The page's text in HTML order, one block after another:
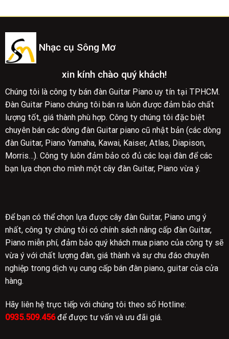
15.000.000₫.
17.000.000₫.
Nhạc cụ Sông Mơ
xin kính chào quý khách!
Chúng tôi là công ty bán đàn Guitar Piano uy tín tại TPHCM.
Đàn Guitar Piano chúng tôi bán ra luôn được đảm bảo chất
lượng tốt, giá thành phù hợp. Công ty chúng tôi đặc biệt
chuyên bán các dòng đàn Guitar piano cũ nhật bản (các dòng
đàn Guitar, Piano Yamaha, Kawai, Kaiser, Atlas, Diapison,
Morris…). Công ty luôn đảm bảo có đủ các loại đàn để các
bạn lựa chọn cho mình một cây đàn Guitar, Piano vừa ý.
Để bạn có thể chọn lựa được cây đàn Guitar, Piano ưng ý
nhất, công ty chúng tôi có chính sách nâng cấp đàn Guitar,
Piano miễn phí, đảm bảo quý khách mua piano của công ty sẽ
vừa ý với chất lượng đàn, giá thành và sự chu đáo chuyên
nghiệp trong dịch vụ cung cấp bán đàn piano, guitar của cửa
hàng.
Hãy liên hệ trực tiếp với chúng tôi theo số Hotline:
0935.509.456để được tư vấn và ưu đãi giá.